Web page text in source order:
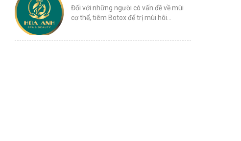
Đối với những người có vấn đề về mùi
cơ thể, tiêm Botox để trị mùi hôi...